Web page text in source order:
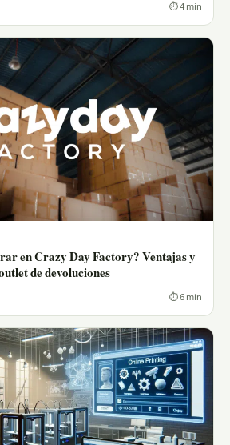
⏱ 4 min
en Crazy Day Factory? Ventajas y
de devoluciones
⏱ 6 min